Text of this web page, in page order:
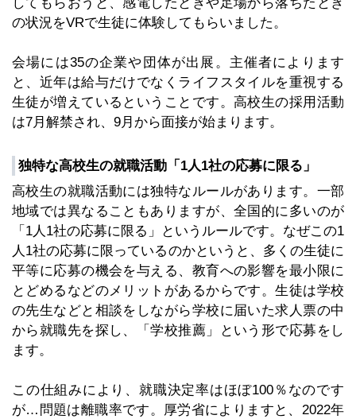
の状況をVRで生徒に体験してもらいました。
会場には35の企業や団体が出展。主催者によります
と、近年は給与だけでなくライフスタイルを重視する
生徒が増えているということです。高校生の採用活動
は7月解禁され、9月から面接が始まります。
独特な高校生の就職活動「1人1社の応募に限る」
高校生の就職活動には独特なルールがあります。一部
地域では異なることもありますが、全国的に多いのが
「1人1社の応募に限る」というルールです。なぜこの1
人1社の応募に限っているのかというと、多くの生徒に
平等に応募の機会を与える、教育への影響を最小限に
とどめるなどのメリットがあるからです。生徒は学校
の先生などと相談をしながら学校に届いた求人票の中
から就職先を探し、「学校推薦」という形で応募をし
ます。
この仕組みにより、就職決定率はほぼ100％なのです
が…問題は離職率です。厚労省によりますと、2022年